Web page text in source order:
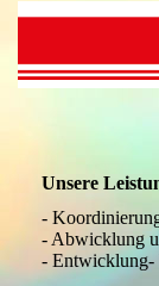
Unsere
-
- Abwicklung
- Entwicklung-